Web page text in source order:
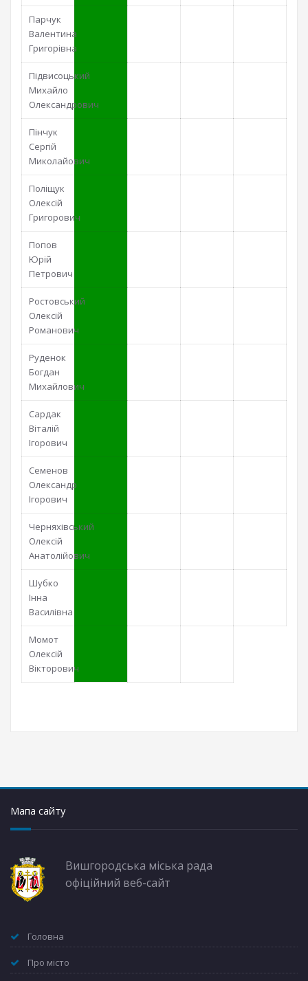
Парчук
Валентина
Григорівна
Підвисоцький
Михайло
Олександрович
Пінчук
Сергій
Миколайович
Поліщук
Олексій
Григорович
Попов
Юрій
Петрович
Ростовський
Олексій
Романович
Руденок
Богдан
Михайлович
Сардак
Віталій
Ігорович
Семенов
Олександр
Ігорович
Черняхівський
Олексій
Анатолійович
Шубко
Інна
Василівна
Момот
Олексій
Вікторович
Мапа сайту
Вишгородська міська рада
офіційний веб-сайт
Головна
Про місто